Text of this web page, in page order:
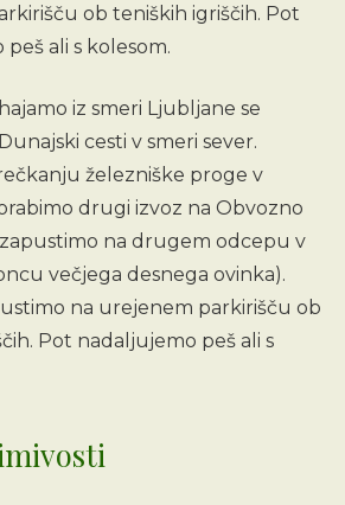
ob teniških igriščih. Pot
ali s kolesom.
iz smeri Ljubljane se
cesti v smeri sever.
železniške proge v
drugi izvoz na Obvozno
na drugem odcepu v
večjega desnega ovinka).
na urejenem parkirišču ob
Pot nadaljujemo peš ali s